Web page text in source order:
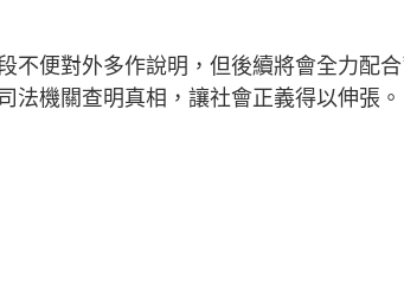
不便對外多作說明，但後續將會全力配
法機關查明真相，讓社會正義得以伸張。